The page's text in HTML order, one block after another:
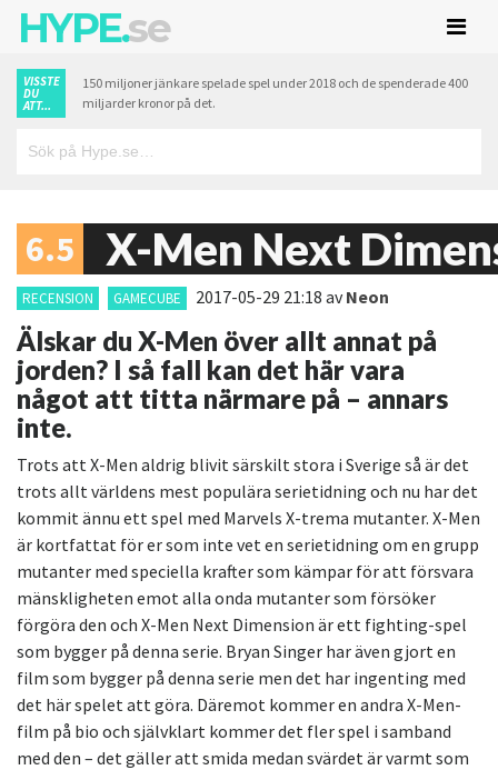
HYPE.se
VISSTE
DU
ATT...
150 miljoner jänkare spelade spel under 2018 och de spenderade 400
miljarder kronor på det.
6.5 X-Men Next
RECENSION GAMECUBE 2017-05-29 21:18 avNeon
Älskar du X-Men över allt annat på
jorden? I så fall kan det här vara
något att titta närmare på – annars
inte.
Trots att X-Men aldrig blivit särskilt stora i Sverige så är det
trots allt världens mest populära serietidning och nu har det
kommit ännu ett spel med Marvels X-trema mutanter. X-Men
är kortfattat för er som inte vet en serietidning om en grupp
mutanter med speciella krafter som kämpar för att försvara
mänskligheten emot alla onda mutanter som försöker
förgöra den och X-Men Next Dimension är ett fighting-spel
som bygger på denna serie. Bryan Singer har även gjort en
film som bygger på denna serie men det har ingenting med
det här spelet att göra. Däremot kommer en andra X-Men-
film på bio och självklart kommer det fler spel i samband
med den – det gäller att smida medan svärdet är varmt som